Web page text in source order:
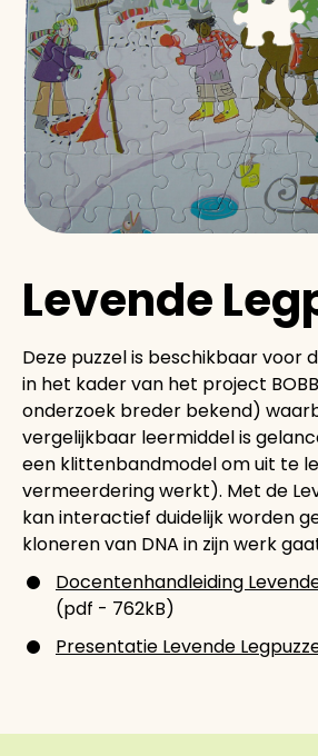
Levende
Deze puzzel is beschikbaar voor
in het kader van het project
onderzoek breder bekend)
vergelijkbaar leermiddel is
een klittenbandmodel om uit te
vermeerdering werkt). Met de
kan interactief duidelijk worden
kloneren van DNA in zijn werk
Docentenhandleiding
(pdf - 762kB)
Presentatie Levende